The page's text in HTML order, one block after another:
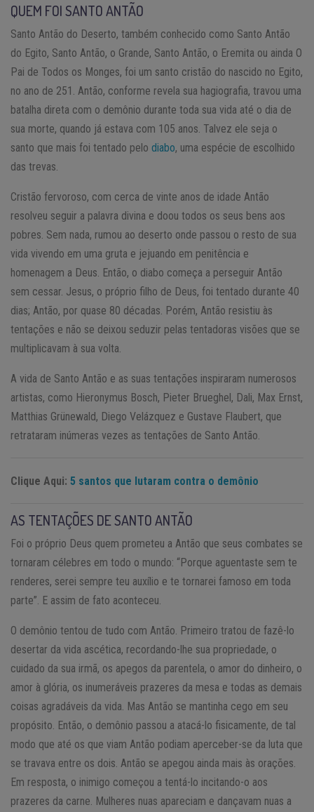
QUEM FOI SANTO ANTÃO
Santo Antão do Deserto, também conhecido como Santo Antão
do Egito, Santo Antão, o Grande, Santo Antão, o Eremita ou ainda O
Pai de Todos os Monges, foi um santo cristão do nascido no Egito,
no ano de 251. Antão, conforme revela sua hagiografia, travou uma
batalha direta com o demônio durante toda sua vida até o dia de
sua morte, quando já estava com 105 anos. Talvez ele seja o
santo que mais foi tentado pelo diabo, uma espécie de escolhido
das trevas.
Cristão fervoroso, com cerca de vinte anos de idade Antão
resolveu seguir a palavra divina e doou todos os seus bens aos
pobres. Sem nada, rumou ao deserto onde passou o resto de sua
vida vivendo em uma gruta e jejuando em penitência e
homenagem a Deus. Então, o diabo começa a perseguir Antão
sem cessar. Jesus, o próprio filho de Deus, foi tentado durante 40
dias; Antão, por quase 80 décadas. Porém, Antão resistiu às
tentações e não se deixou seduzir pelas tentadoras visões que se
multiplicavam à sua volta.
A vida de Santo Antão e as suas tentações inspiraram numerosos
artistas, como Hieronymus Bosch, Pieter Brueghel, Dali, Max Ernst,
Matthias Grünewald, Diego Velázquez e Gustave Flaubert, que
retrataram inúmeras vezes as tentações de Santo Antão.
Clique Aqui: 5 santos que lutaram contra o demônio
AS TENTAÇÕES DE SANTO ANTÃO
Foi o próprio Deus quem prometeu a Antão que seus combates se
tornaram célebres em todo o mundo: “Porque aguentaste sem te
renderes, serei sempre teu auxílio e te tornarei famoso em toda
parte”. E assim de fato aconteceu.
O demônio tentou de tudo com Antão. Primeiro tratou de fazê-lo
desertar da vida ascética, recordando-lhe sua propriedade, o
cuidado da sua irmã, os apegos da parentela, o amor do dinheiro, o
amor à glória, os inumeráveis prazeres da mesa e todas as demais
coisas agradáveis da vida. Mas Antão se mantinha cego em seu
propósito. Então, o demônio passou a atacá-lo fisicamente, de tal
modo que até os que viam Antão podiam aperceber-se da luta que
se travava entre os dois. Antão se apegou ainda mais às orações.
Em resposta, o inimigo começou a tentá-lo incitando-o aos
prazeres da carne. Mulheres nuas apareciam e dançavam nuas a